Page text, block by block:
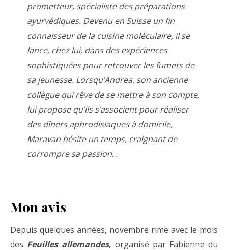
prometteur, spécialiste des préparations
ayurvédiques. Devenu en Suisse un fin
connaisseur de la cuisine moléculaire, il se
lance, chez lui, dans des expériences
sophistiquées pour retrouver les fumets de
sa jeunesse. Lorsqu’Andrea, son ancienne
collègue qui rêve de se mettre à son compte,
lui propose qu’ils s’associent pour réaliser
des dîners aphrodisiaques à domicile,
Maravan hésite un temps, craignant de
corrompre sa passion…
Mon avis
Depuis quelques années, novembre rime avec le mois
des Feuilles allemandes, organisé par Fabienne du